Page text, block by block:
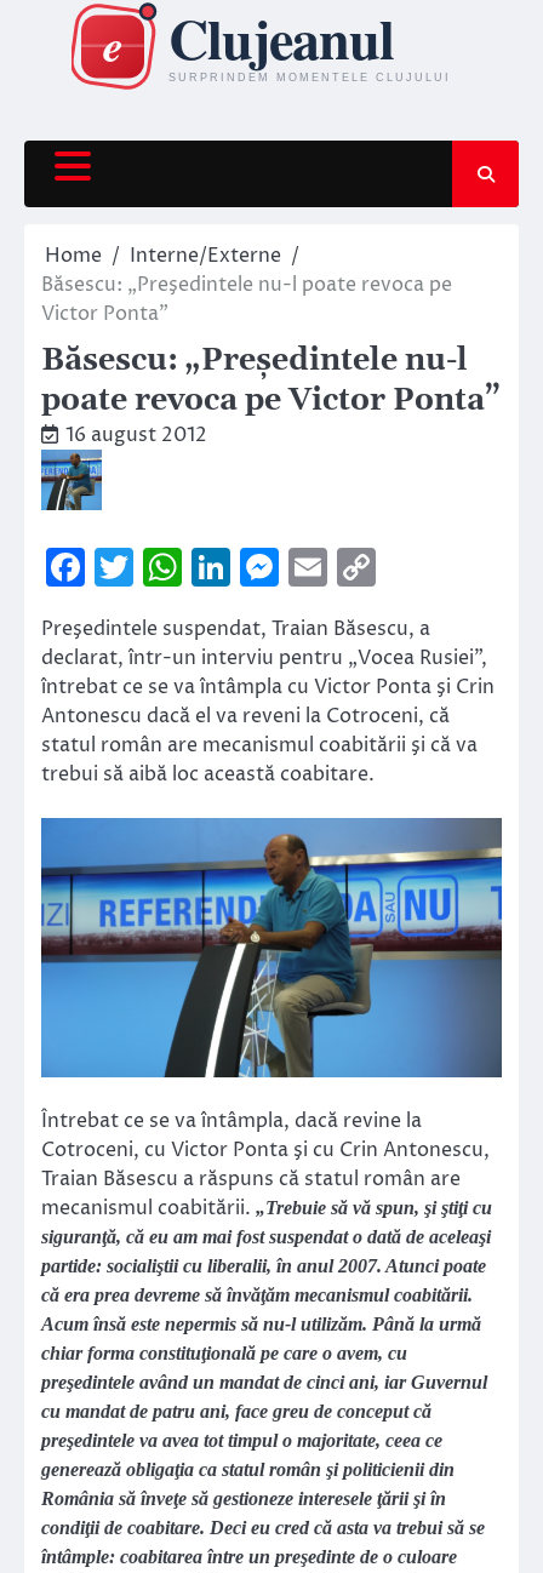
content
Home
Interne/Externe
Băsescu: „Preşedintele nu-l poate revoca pe
Victor Ponta”
Băsescu: „Preşedintele nu-l
poate revoca pe Victor Ponta”
16 august 2012
Facebook
Twitter
WhatsApp
LinkedIn
Messenger
Email
Preşedintele suspendat, Traian Băsescu, a
declarat, într-un interviu pentru „Vocea Rusiei”,
întrebat ce se va întâmpla cu Victor Ponta şi Crin
Antonescu dacă el va reveni la Cotroceni, că
statul român are mecanismul coabitării şi că va
trebui să aibă loc această coabitare.
Întrebat ce se va întâmpla, dacă revine la
Cotroceni, cu Victor Ponta şi cu Crin Antonescu,
Traian Băsescu a răspuns că statul român are
mecanismul coabitării. „Trebuie să vă spun, şi ştiţi cu
siguranţă, că eu am mai fost suspendat o dată de aceleaşi
partide: socialiştii cu liberalii, în anul 2007. Atunci poate
că era prea devreme să învăţăm mecanismul coabitării.
Acum însă este nepermis să nu-l utilizăm. Până la urmă
chiar forma constituţională pe care o avem, cu
preşedintele având un mandat de cinci ani, iar Guvernul
cu mandat de patru ani, face greu de conceput că
preşedintele va avea tot timpul o majoritate, ceea ce
generează obligaţia ca statul român şi politicienii din
România să înveţe să gestioneze interesele ţării şi în
condiţii de coabitare. Deci eu cred că asta va trebui să se
întâmple: coabitarea între un preşedinte de o culoare